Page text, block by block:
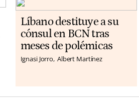
Líbano destituye a su
cónsul en BCN tras
meses de polémicas
Ignasi Jorro Albert Martínez